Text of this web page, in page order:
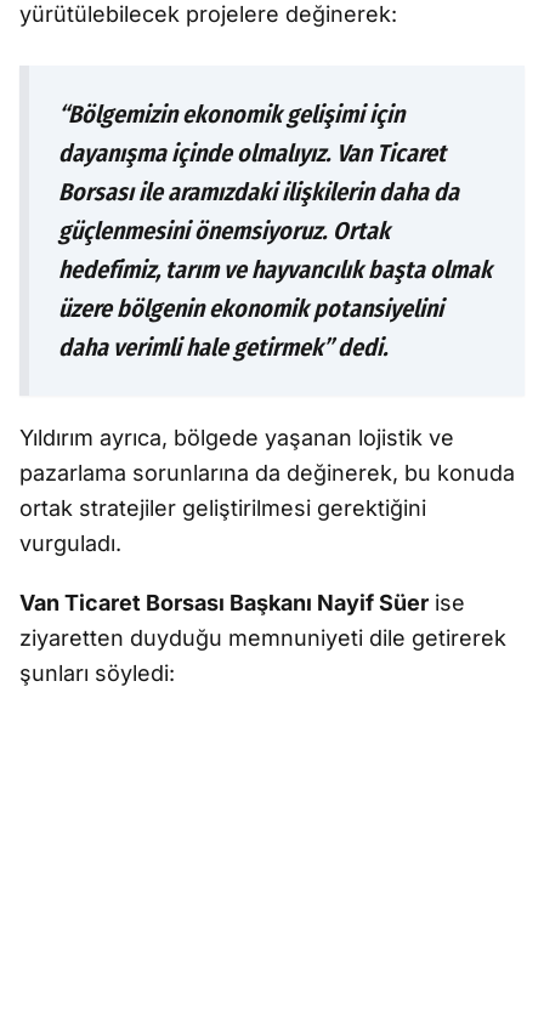
yürütülebilecek projelere değinerek:
“Bölgemizin ekonomik gelişimi için
dayanışma içinde olmalıyız. Van Ticaret
Borsası ile aramızdaki ilişkilerin daha da
güçlenmesini önemsiyoruz. Ortak
hedefimiz, tarım ve hayvancılık başta olmak
üzere bölgenin ekonomik potansiyelini
daha verimli hale getirmek” dedi.
Yıldırım ayrıca, bölgede yaşanan lojistik ve
pazarlama sorunlarına da değinerek, bu konuda
ortak stratejiler geliştirilmesi gerektiğini
vurguladı.
Van Ticaret Borsası Başkanı Nayif Süer ise
ziyaretten duyduğu memnuniyeti dile getirerek
şunları söyledi: